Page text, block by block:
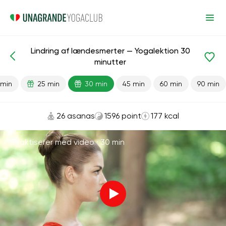
Færdiglavede lektioner Lille del af ryggen
Lindring af lændesmerter — Yogalektion 30
minutter
25 min 30 min 45 min 60 min 90 min
26 asanas 1596 point 177 kcal
Praktiserer med video ·30 min